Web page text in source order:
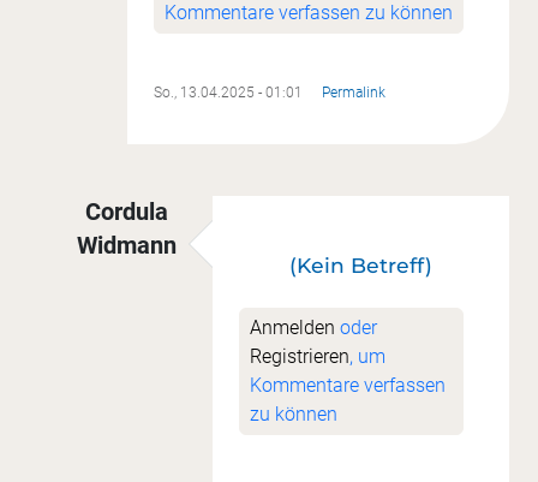
Kommentare verfassen zu können
So., 13.04.2025 - 01:01 Permalink
Cordula
Widmann
drei weitete Hexies fertig
(Kein Betreff)
Anmelden oder
Registrieren, um
Kommentare verfassen
zu können